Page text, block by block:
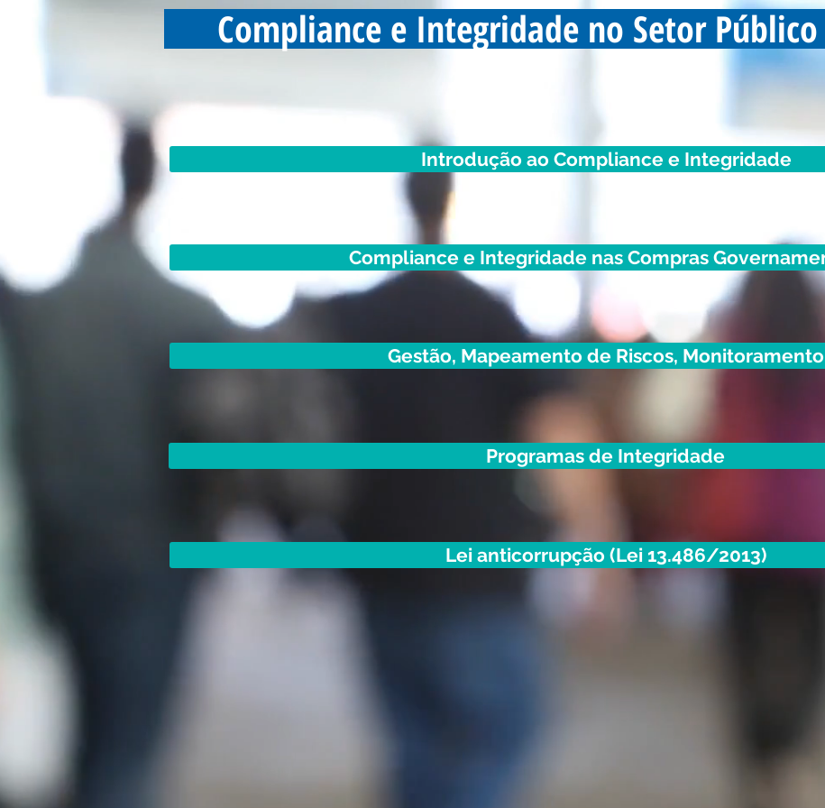
Compliance e Integridade no Setor Público
Introdução ao Compliance e Integridade
Compliance e Integridade nas Compras
Gestão, Mapeamento de Riscos, Monitoramento
Programas de Integridade
Lei anticorrupção (Lei 13.486/2013)